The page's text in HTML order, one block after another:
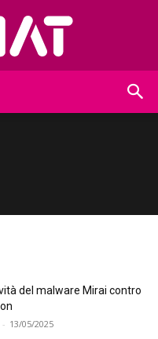
del malware Mirai contro
- 13/05/2025